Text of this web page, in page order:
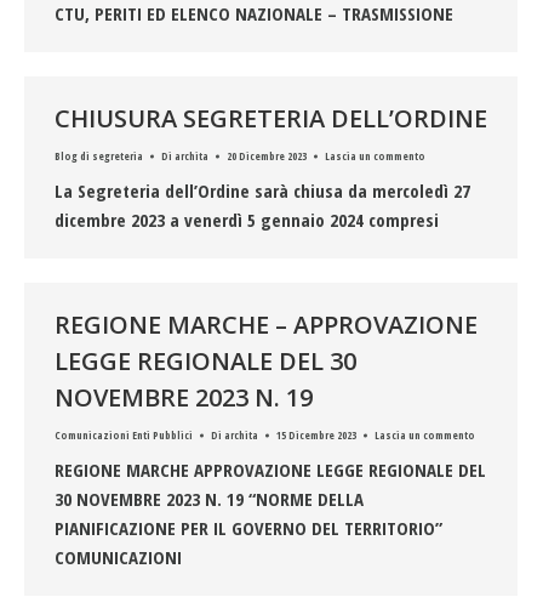
CTU, PERITI ED ELENCO NAZIONALE – TRASMISSIONE
CHIUSURA SEGRETERIA DELL’ORDINE
Blog di segreteria Di archita 20 Dicembre 2023 Lascia un commento
La Segreteria dell’Ordine sarà chiusa da mercoledì 27
dicembre 2023 a venerdì 5 gennaio 2024 compresi
REGIONE MARCHE – APPROVAZIONE
LEGGE REGIONALE DEL 30
NOVEMBRE 2023 N. 19
Comunicazioni Enti Pubblici Di archita 15 Dicembre 2023 Lascia un commento
REGIONE MARCHE APPROVAZIONE LEGGE REGIONALE DEL
30 NOVEMBRE 2023 N. 19 “NORME DELLA
PIANIFICAZIONE PER IL GOVERNO DEL TERRITORIO”
COMUNICAZIONI